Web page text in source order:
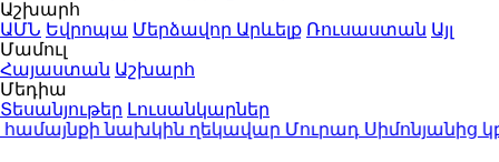
Աշխարհ
ԱՄՆ Եվրոպա Մերձավոր Արևելք Ռուսաստան Այլ
Մամուլ
Հայաստան Աշխարհ
Մեդիա
Տեսանյութեր Լուսանկարներ
նախկին ղեկավար Մուրադ Սիմոնյանից